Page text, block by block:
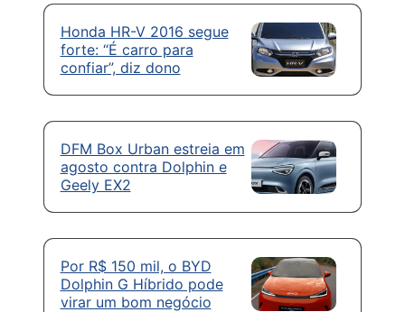
Honda HR-V 2016 segue
forte: “É carro para
confiar”, diz dono
DFM Box Urban estreia em
agosto contra Dolphin e
Geely EX2
Por R$ 150 mil, o BYD
Dolphin G Híbrido pode
virar um bom negócio